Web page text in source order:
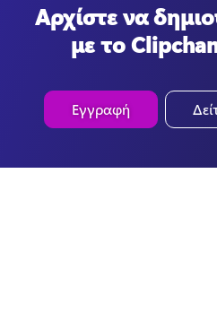
Αρχίστε να
με το
Εγγραφή